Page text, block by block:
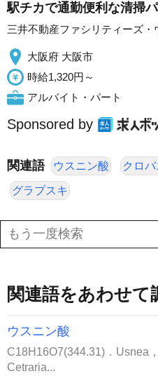
駅チカで通勤便利な清掃
三井不動産ファシリティーズ・
大阪府 大阪市
時給1,320円～
アルバイト・パート
Sponsored by
関連語 ウスニン酸 クロバ
グラプスキ
関連語をあわせて
ウスニン酸
C18H16O7(344.31)．Usnea
Cetraria...